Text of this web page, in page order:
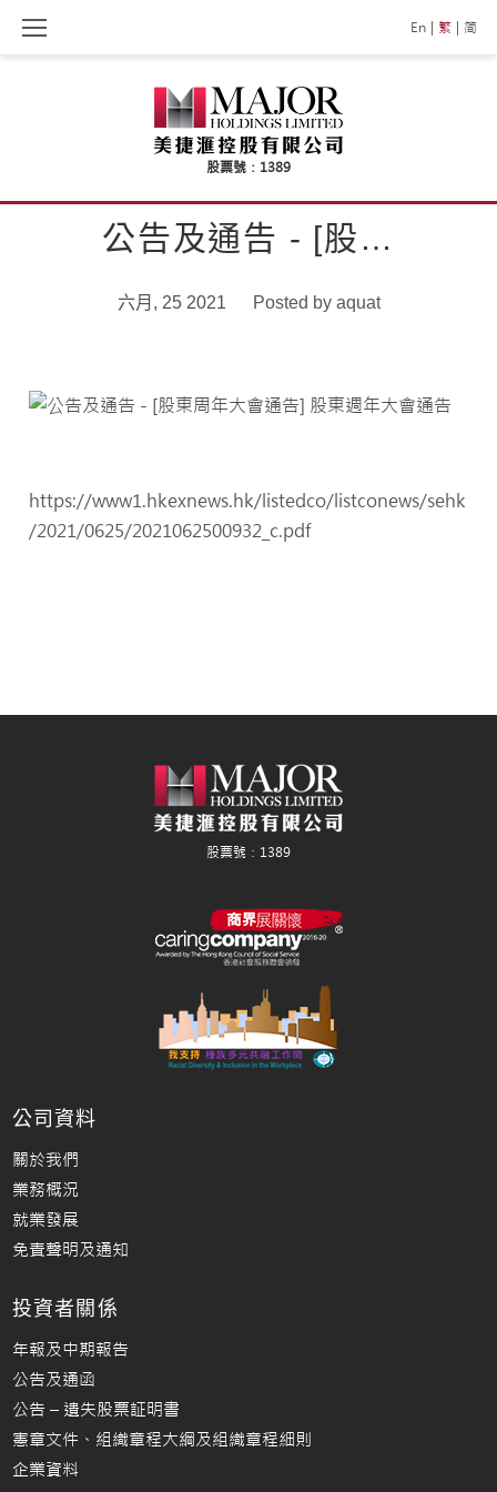
Skip
En 繁 简
公告及通告 - [股…
六月, 25 2021 Posted by aquat
https://www1.hkexnews.hk/listedco/listconews/sehk
/2021/0625/2021062500932_c.pdf
公司資料
關於我們
業務概況
就業發展
免責聲明及通知
投資者關係
年報及中期報告
公告及通函
公告 – 遺失股票証明書
憲章文件、組織章程大綱及組織章程細則
企業資料